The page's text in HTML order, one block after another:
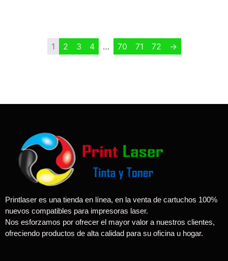
1 2 3 4 … 70 71 72 →
Printlaser es una tienda en línea, en la venta de cartuchos 100%
nuevos compatibles para impresoras laser.
Nos esforzamos por ofrecer el mayor valor a nuestros clientes,
ofreciendo productos de alta calidad para su oficina u hogar.